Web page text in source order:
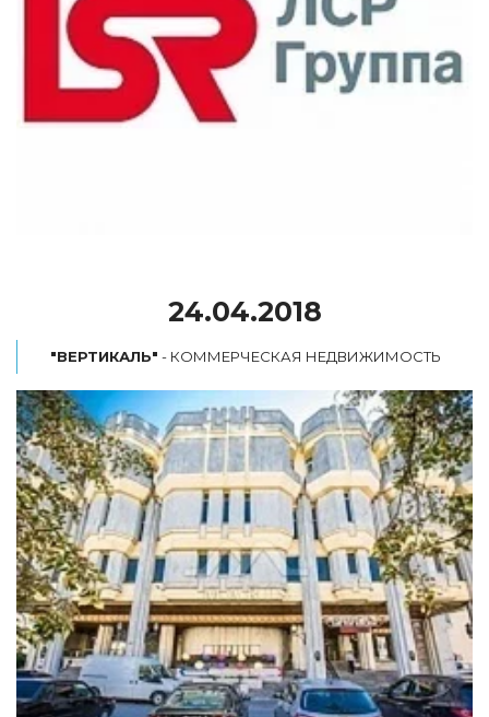
24.04.2018
"ВЕРТИКАЛЬ" - КОММЕРЧЕСКАЯ НЕДВИЖИМОСТЬ